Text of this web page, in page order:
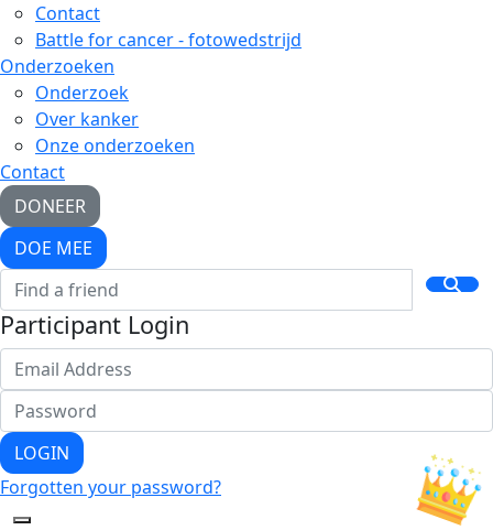
Contact
Battle for cancer - fotowedstrijd
Onderzoeken
Onderzoek
Over kanker
Onze onderzoeken
Contact
DONEER
DOE MEE
Participant Login
LOGIN
Forgotten your password?